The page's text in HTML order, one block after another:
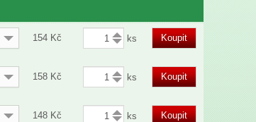
154 Kč Koupit
158 Kč Koupit
148 Kč Koupit